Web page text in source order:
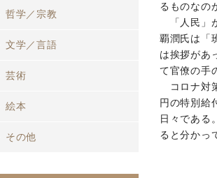
るものなの
「人民
覇潤氏は「
は挨拶があ
て官僚の手
コロナ対
円の特別給
日々である
ると分かっ
哲学／宗教
文学／言語
芸術
絵本
その他